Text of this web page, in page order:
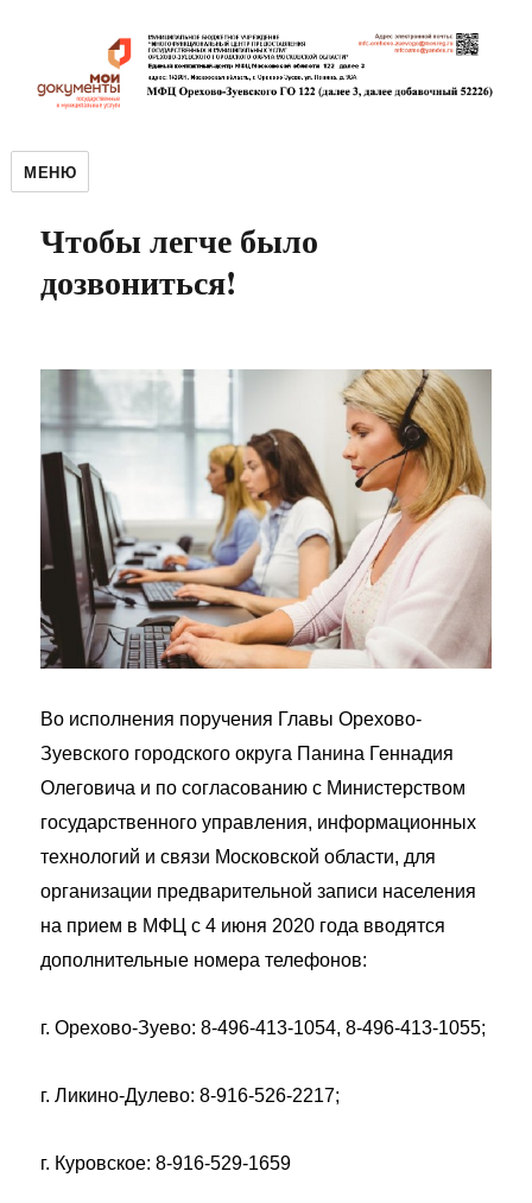
МЕНЮ
Чтобы легче было
дозвониться!
Во исполнения поручения Главы Орехово-
Зуевского городского округа Панина Геннадия
Олеговича и по согласованию с Министерством
государственного управления, информационных
технологий и связи Московской области, для
организации предварительной записи населения
на прием в МФЦ с 4 июня 2020 года вводятся
дополнительные номера телефонов:
г. Орехово-Зуево: 8-496-413-1054, 8-496-413-1055;
г. Ликино-Дулево: 8-916-526-2217;
г. Куровское: 8-916-529-1659